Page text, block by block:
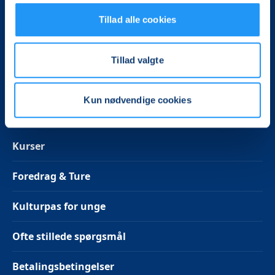
Tillad alle cookies
Tillad valgte
Kun nødvendige cookies
Telefontid - OBS! Sommerferie til den 11. august
Mandag kl. 13-14
Tirsdag, onsdag, torsdag kl. 10-12 og kl. 13-14
Kurser
Foredrag & Ture
Kulturpas for unge
Ofte stillede spørgsmål
Betalingsbetingelser